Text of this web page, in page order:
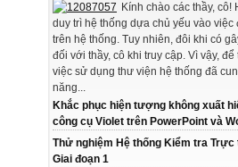
Kính chào các thầy, cô!
duy trì hệ thống dựa chủ yếu vào việc
trên hệ thống. Tuy nhiên, đôi khi có
đối với thầy, cô khi truy cập. Vì vậy,
việc sử dụng thư viện hệ thống đã
năng...
Khắc phục hiện tượng không xuất
công cụ Violet trên PowerPoint và
Thử nghiệm Hệ thống Kiểm tra Trực
Giai đoạn 1